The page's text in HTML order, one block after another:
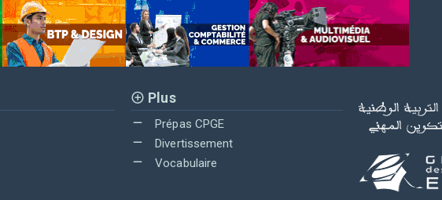
Plus
Prépas CPGE
Divertissement
Vocabulaire